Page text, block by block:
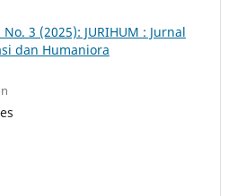
No. 3 (2025): JURIHUM : Jurnal
dan Humaniora